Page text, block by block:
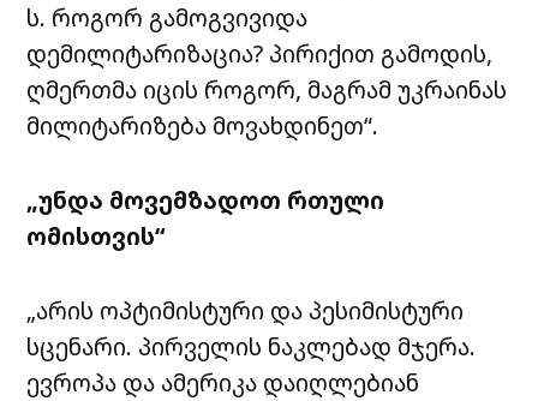
ს. როგორ გამოგვივიდა
დემილიტარიზაცია? პირიქით გამოდის,
ღმერთმა იცის როგორ, მაგრამ უკრაინას
მილიტარიზება მოვახდინეთ“.
„უნდა მოვემზადოთ რთული
ომისთვის“
„არის ოპტიმისტური და პესიმისტური
სცენარი. პირველის ნაკლებად მჯერა.
ევროპა და ამერიკა დაიღლებიან